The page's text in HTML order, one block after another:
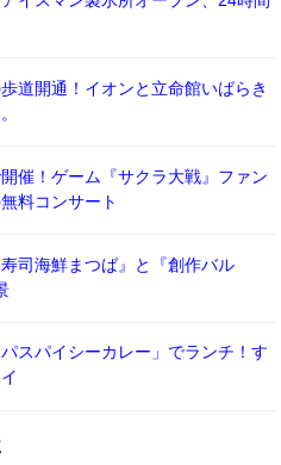
道開通！イオンと立命館いばらき
催！ゲーム『サクラ大戦』ファン
料コンサート
司海鮮まつば』と『創作バル
スパイシーカレー」でランチ！す